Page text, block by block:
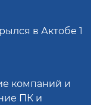
в Актобе 1
компаний и
ПК и